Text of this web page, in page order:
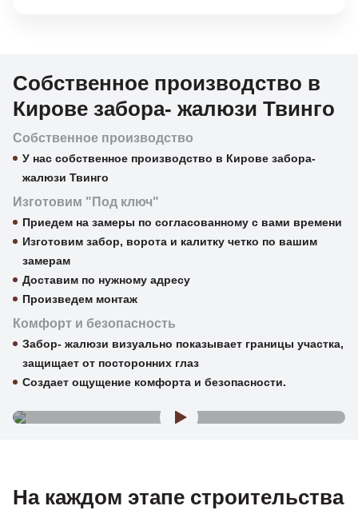
Собственное производство в
Кирове забора- жалюзи Твинго
Собственное производство
У нас собственное производство в Кирове забора-
жалюзи Твинго
Изготовим "Под ключ"
Приедем на замеры по согласованному с вами времени
Изготовим забор, ворота и калитку четко по вашим
замерам
Доставим по нужному адресу
Произведем монтаж
Комфорт и безопасность
Забор- жалюзи визуально показывает границы участка,
защищает от посторонних глаз
Создает ощущение комфорта и безопасности.
На каждом этапе строительства